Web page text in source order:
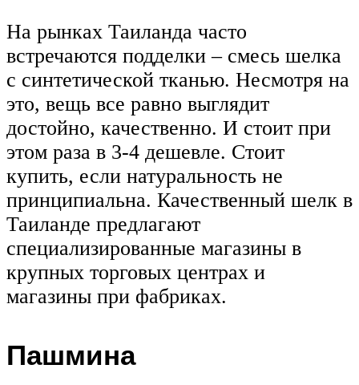
На рынках Таиланда часто
встречаются подделки – смесь шелка
с синтетической тканью. Несмотря на
это, вещь все равно выглядит
достойно, качественно. И стоит при
этом раза в 3-4 дешевле. Стоит
купить, если натуральность не
принципиальна. Качественный шелк в
Таиланде предлагают
специализированные магазины в
крупных торговых центрах и
магазины при фабриках.
Пашмина